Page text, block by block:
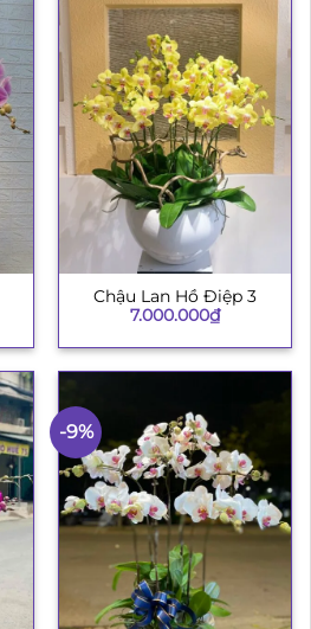
Chậu Lan Hồ Điệp 3
7.000.000₫
-9%